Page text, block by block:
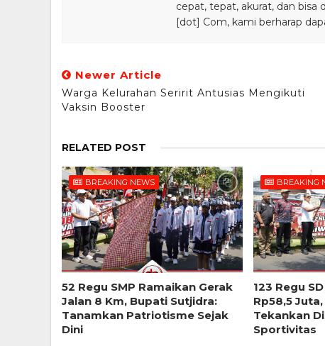
cepat, tepat, akurat, dan
[dot] Com, kami berharap
Newer Article
Warga Kelurahan Seririt Antusias Mengikuti
Vaksin Booster
RELATED POST
BREAKING NEWS
52 Regu SMP Ramaikan Gerak
Jalan 8 Km, Bupati Sutjidra:
Tanamkan Patriotisme Sejak
Dini
BREAKING
123 Regu
Rp58,5
Tekankan
Sportivitas